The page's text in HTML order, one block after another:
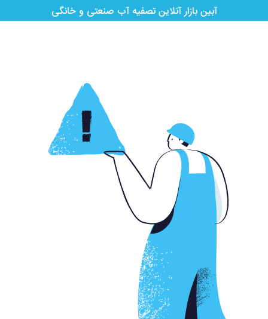
آبین بازار آنلاین تصفیه آب صنعتی و خانگی